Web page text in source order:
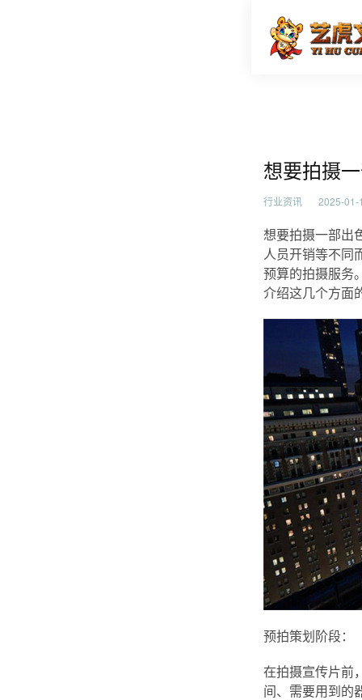
想要拍
想要拍摄
行业资讯 2025-01-
想要拍摄一部出
人员开销等不同
预算的拍摄服务
介绍这几个方面
预拍策划阶段：
在拍摄宣传片前
间、需要用到的